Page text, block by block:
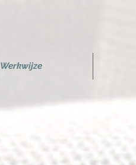
Werkwijze